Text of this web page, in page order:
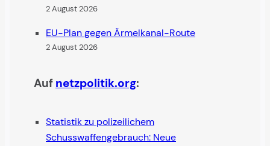
2 August 2026
EU-Plan gegen Ärmelkanal-Route
2 August 2026
Auf netzpolitik.org:
Statistik zu polizeilichem
Schusswaffengebrauch: Neue